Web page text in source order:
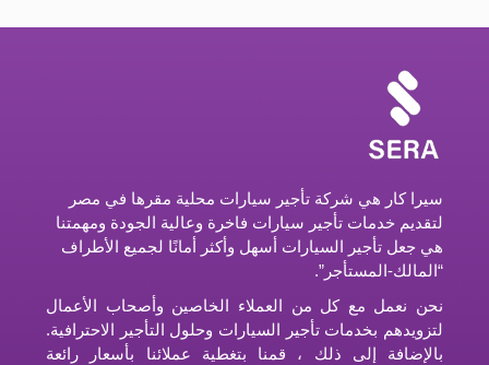
سيرا كار هي شركة تأجير سيارات محلية مقرها في مصر
لتقديم خدمات تأجير سيارات فاخرة وعالية الجودة ومهمتنا
هي جعل تأجير السيارات أسهل وأكثر أمانًا لجميع الأطراف
“المالك-المستأجر”.
نحن نعمل مع كل من العملاء الخاصين وأصحاب الأعمال
لتزويدهم بخدمات تأجير السيارات وحلول التأجير الاحترافية.
بالإضافة إلى ذلك ، قمنا بتغطية عملائنا بأسعار رائعة